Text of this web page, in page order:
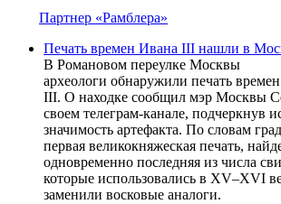
Партнер «Рамблера»
Печать времен Ивана III нашли в
В Романовом переулке Москвы
археологи обнаружили печать
III. О находке сообщил мэр Москвы
своем телеграм-канале, подчеркнув
значимость артефакта. По словам
первая великокняжеская печать,
одновременно последняя из числа
которые использовались в XV–XVI
заменили восковые аналоги.